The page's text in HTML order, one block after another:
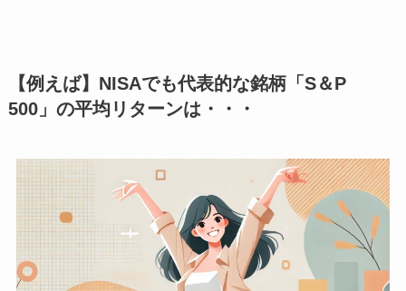
【例えば】NISAでも代表的な銘柄「S＆P
500」の平均リターンは・・・